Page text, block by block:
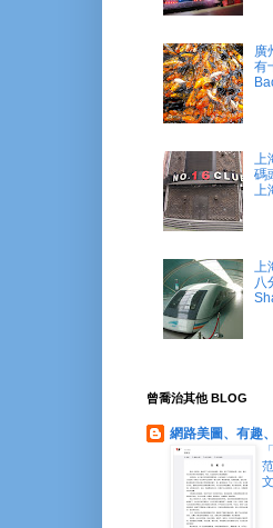
廣
有
上
碼
上
上
八
曾喬治其他 BLOG
網路美圖、有趣
文